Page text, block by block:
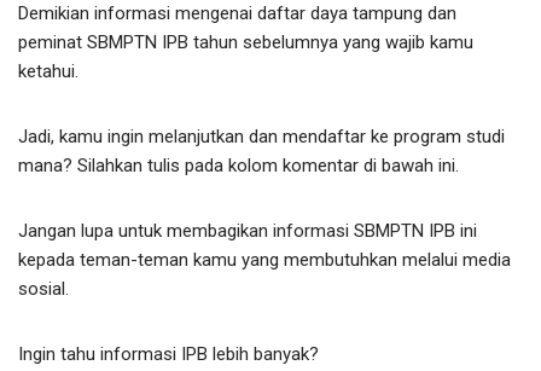
Demikian informasi mengenai daftar daya tampung dan
peminat SBMPTN IPB tahun sebelumnya yang wajib kamu
ketahui.
Jadi, kamu ingin melanjutkan dan mendaftar ke program studi
mana? Silahkan tulis pada kolom komentar di bawah ini.
Jangan lupa untuk membagikan informasi SBMPTN IPB ini
kepada teman-teman kamu yang membutuhkan melalui media
sosial.
Ingin tahu informasi IPB lebih banyak?